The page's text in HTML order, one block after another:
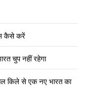
कैसे करें
चुप नहीं रहेगा
किले से एक नए भारत का